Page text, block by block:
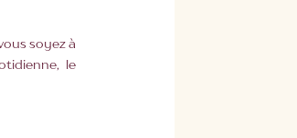
soyez à
le